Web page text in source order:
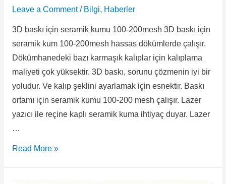
Leave a Comment / Bilgi, Haberler
3D baskı için seramik kumu 100-200mesh 3D baskı için
seramik kum 100-200mesh hassas dökümlerde çalışır.
Dökümhanedeki bazı karmaşık kalıplar için kalıplama
maliyeti çok yüksektir. 3D baskı, sorunu çözmenin iyi bir
yoludur. Ve kalıp şeklini ayarlamak için esnektir. Baskı
ortamı için seramik kumu 100-200 mesh çalışır. Lazer
yazıcı ile reçine kaplı seramik kuma ihtiyaç duyar. Lazer
…
Read More »